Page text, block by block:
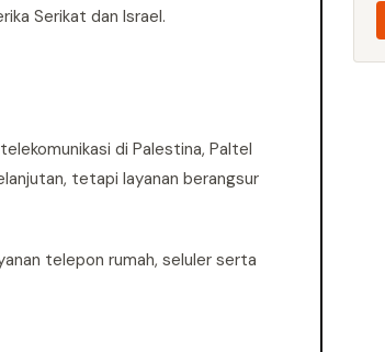
Serikat dan Israel.
di Palestina, Paltel
tetapi layanan berangsur
telepon rumah, seluler serta